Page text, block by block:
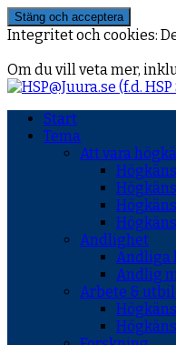
Integritet och cookies:
Om du vill veta mer,
Start
Tema
Att vara
Andlighet
Andliga
Andlig
Arbete &